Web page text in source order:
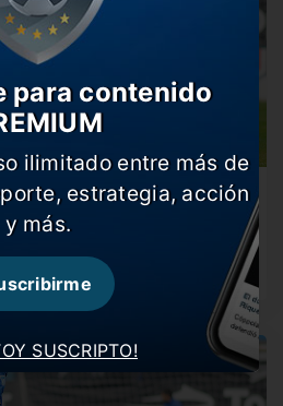
para recibir a Talleres
frente de ataque para sumar
SUSCRIPTO!
para contenido
ilimitado entre más de
estrategia, acción
y más.